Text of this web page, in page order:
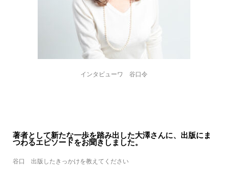
インタビューワ 谷口令
著者として新たな一歩を踏み出した大澤さんに、出版にま
つわるエピソードをお聞きしました。
谷口 出版したきっかけを教えてください